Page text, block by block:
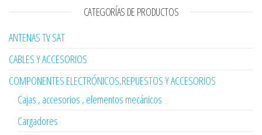
CATEGORÍAS DE PRODUCTOS
ANTENAS TV SAT
CABLES Y ACCESORIOS
COMPONENTES ELECTRÓNICOS,REPUESTOS Y ACCESORIOS
Cajas , accesorios , elementos mecánicos
Cargadores